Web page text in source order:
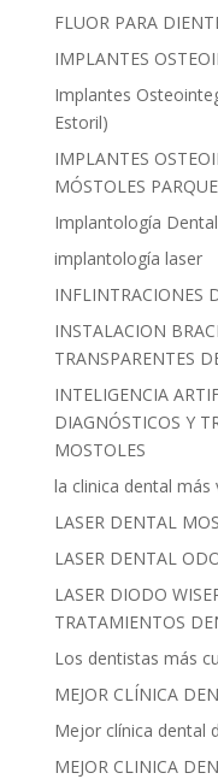
FLUOR PARA
IMPLANTES
Implantes
Estoril)
IMPLANTES
MÓSTOLES
Implantología
implantología laser
INFLINTRACIONES
INSTALACION
TRANSPARENTES
INTELIGENCIA
DIAGNÓSTICOS Y
MOSTOLES
la clinica dental
LASER DENTAL
LASER DENTAL
LASER DIODO
TRATAMIENTOS
Los dentistas más
MEJOR CLÍNICA
Mejor clínica dental
MEJOR CLINICA